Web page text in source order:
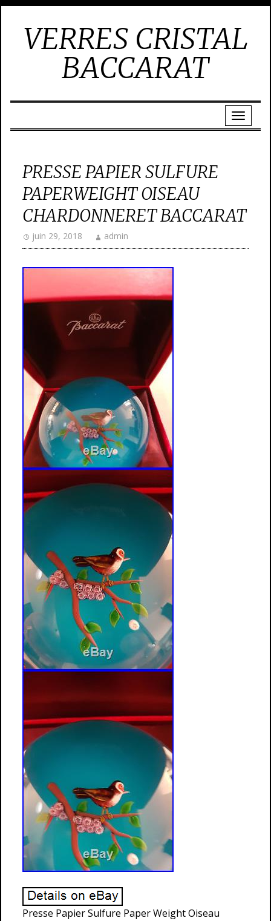
VERRES CRISTAL
BACCARAT
PRESSE PAPIER SULFURE
PAPERWEIGHT OISEAU
CHARDONNERET BACCARAT
juin 29, 2018 admin
Presse Papier Sulfure Paper Weight Oiseau